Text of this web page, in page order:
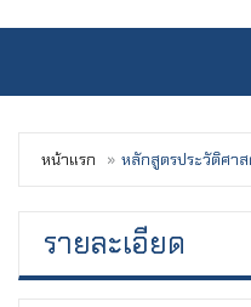
หน้าแรก หลักสูตรประวัติศาส
รายละเอียด